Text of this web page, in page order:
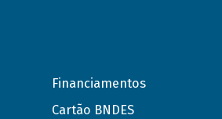
Financiamentos
Cartão BNDES